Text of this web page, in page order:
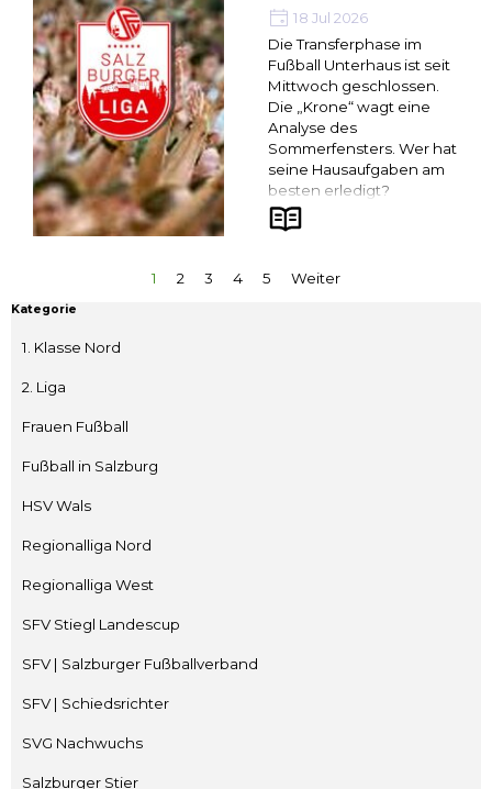
18 Jul 2026
Die Transferphase im
Fußball Unterhaus ist seit
Mittwoch geschlossen.
Die „Krone“ wagt eine
Analyse des
Sommerfensters. Wer hat
seine Hausaufgaben am
besten erledigt?
Aktuelle Seite:
1 Gehen Sie zu Seite:
2 Gehen Sie zu Seite:
3 Gehen Sie zu Seite:
4 Gehen Sie zu Seite:
5
Weiter
Block überspringen Kategorie
Kategorie
1. Klasse Nord
2. Liga
Frauen Fußball
Fußball in Salzburg
HSV Wals
Regionalliga Nord
Regionalliga West
SFV Stiegl Landescup
SFV | Salzburger Fußballverband
SFV | Schiedsrichter
SVG Nachwuchs
Salzburger Stier